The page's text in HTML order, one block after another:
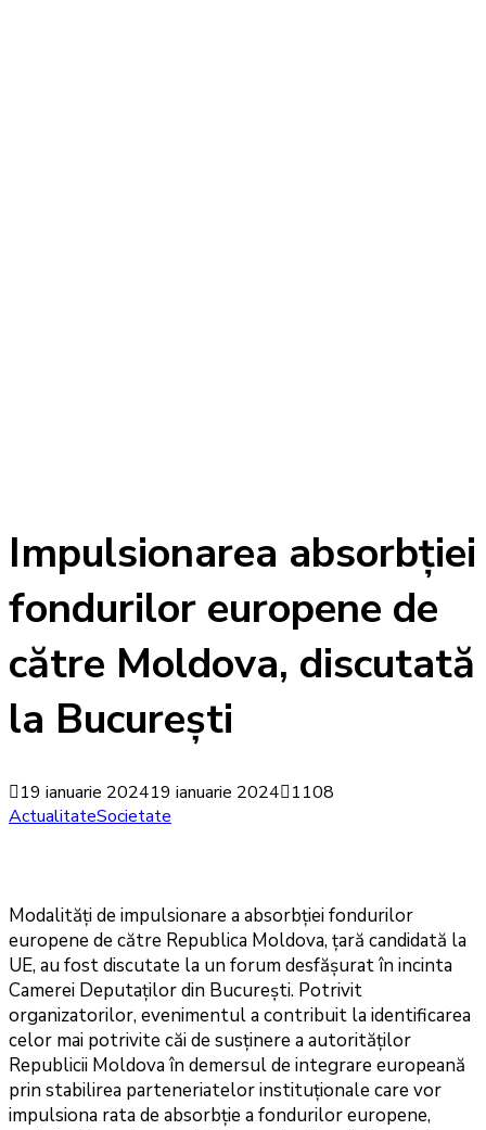
Impulsionarea absorbției
fondurilor europene de
către Moldova, discutată
la București
19 ianuarie 202419 ianuarie 2024 1108
ActualitateSocietate
Modalități de impulsionare a absorbției fondurilor
europene de către Republica Moldova, țară candidată la
UE, au fost discutate la un forum desfășurat în incinta
Camerei Deputaților din București. Potrivit
organizatorilor, evenimentul a contribuit la identificarea
celor mai potrivite căi de susținere a autorităților
Republicii Moldova în demersul de integrare europeană
prin stabilirea parteneriatelor instituționale care vor
impulsiona rata de absorbție a fondurilor europene,